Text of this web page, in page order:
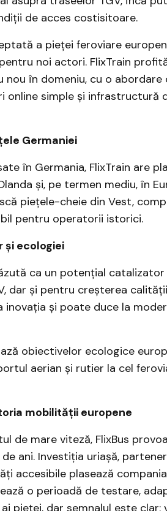
de acces costisitoare.
a pieței feroviare
noi actori. FlixTrain
în domeniu, cu o
online simple și infrastructură
Germaniei
în Germania, FlixTrain are
și, pe termen mediu, în
piețele-cheie din Vest,
pentru operatorii istorici.
ecologiei
ca un potențial
dar și pentru creșterea
și poate duce la
obiectivelor ecologice
aerian și rutier la cel
mobilității europene
de mare viteză, FlixBus
ani. Investiția uriașă,
accesibile plasează
o perioadă de testare,
pieței, dar semnalul este